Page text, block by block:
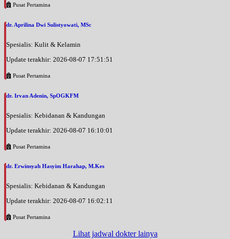
Pusat Pertamina
dr. Aprilina Dwi Sulistyowati, MSc
Spesialis: Kulit & Kelamin
Update terakhir: 2026-08-07 17:51:51
Pusat Pertamina
dr. Irvan Adenin, SpOGKFM
Spesialis: Kebidanan & Kandungan
Update terakhir: 2026-08-07 16:10:01
Pusat Pertamina
dr. Erwinsyah Hasyim Harahap, M.Kes
Spesialis: Kebidanan & Kandungan
Update terakhir: 2026-08-07 16:02:11
Pusat Pertamina
Lihat jadwal dokter lainya